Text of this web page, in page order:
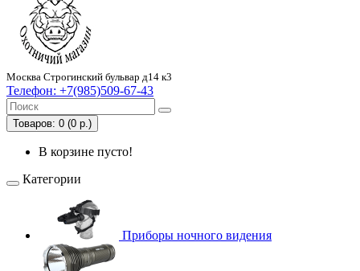
Москва Строгинский бульвар д14 к3
Телефон: +7(985)509-67-43
Товаров: 0 (0 р.)
В корзине пусто!
Категории
Приборы ночного видения